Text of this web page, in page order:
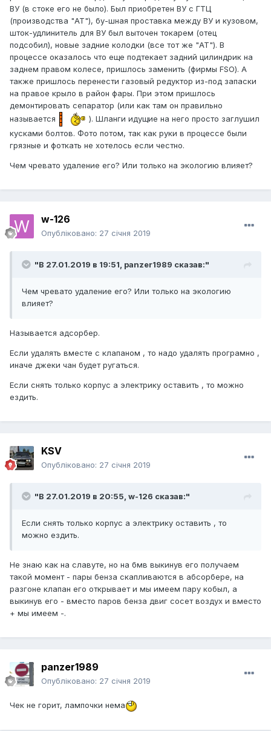
ВУ (в стоке его не было). Был приобретен ВУ с ГТЦ
(производства "АТ"), бу-шная проставка между ВУ и кузовом,
шток-удлинитель для ВУ был выточен токарем (отец
подсобил), новые задние колодки (все тот же "АТ"). В
процессе оказалось что еще подтекает задний цилиндрик на
заднем правом колесе, пришлось заменить (фирмы FSO). А
также пришлось перенести газовый редуктор из-под запаски
на правое крыло в район фары. При этом пришлось
демонтировать сепаратор (или как там он правильно
называется
). Шланги идущие на него просто заглушил
кусками болтов. Фото потом, так как руки в процессе были
грязные и фоткать не хотелось если честно.
Чем чревато удаление его? Или только на экологию влияет?
w-126
Опубліковано: 27 січня 2019
"В 27.01.2019 в 19:51, panzer1989 сказав:"
Чем чревато удаление его? Или только на экологию
влияет?
Называется адсорбер.
Если удалять вместе с клапаном , то надо удалять програмно ,
иначе джеки чан будет ругаться.
Если снять только корпус а электрику оставить , то можно
ездить.
KSV
Опубліковано: 27 січня 2019
"В 27.01.2019 в 20:55, w-126 сказав:"
Если снять только корпус а электрику оставить , то
можно ездить.
Не знаю как на славуте, но на бмв выкинув его получаем
такой момент - пары бенза скапливаются в абсорбере, на
разгоне клапан его открывает и мы имеем пару кобыл, а
выкинув его - вместо паров бенза двиг сосет воздух и вместо
+ мы имеем -.
panzer1989
Опубліковано: 27 січня 2019
Чек не горит, лампочки нема